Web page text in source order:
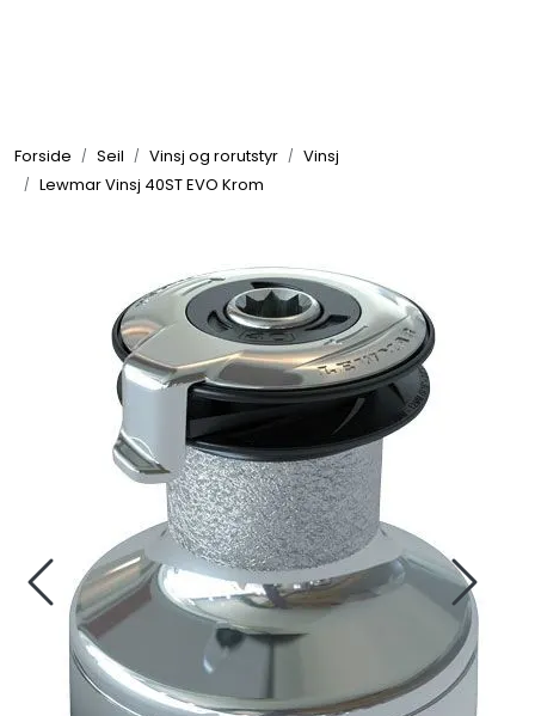
Forside Seil Vinsj og rorutstyr
Vinsj
Lewmar Vinsj 40ST EVO Krom
Elektrisk
Komfort
Motor/Styring
Fortøyning
Fritid/Sikkerhet
Båtpleie/Opplag